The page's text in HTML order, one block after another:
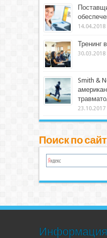
14.04.2018
Тренинг
30.03.2018
Smith &
23.10.2017
Поиск по
Информация